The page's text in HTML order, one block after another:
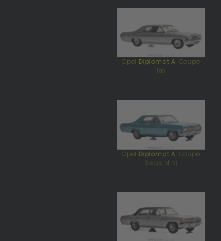
Opel Diplomat A, Coupé
Ixo
Opel Diplomat A, Coupé
Swiss Mini